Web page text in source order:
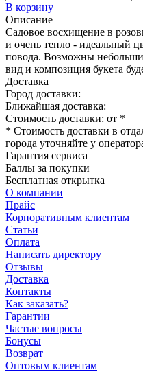
В корзину
Описание
Садовое восхищение в
и очень тепло - идеальный
повода. Возможны
вид и композиция букета
Доставка
Город доставки:
Ближайшая доставка:
Стоимость доставки: от *
* Стоимость доставки в
города уточняйте у
Гарантия сервиса
Баллы за покупки
Бесплатная открытка
О компании
Прайс
Корпоративным клиентам
Статьи
Оплата
Написать директору
Отзывы
Доставка
Контакты
Как заказать?
Гарантии
Частые вопросы
Бонусы
Возврат
Оптовым клиентам